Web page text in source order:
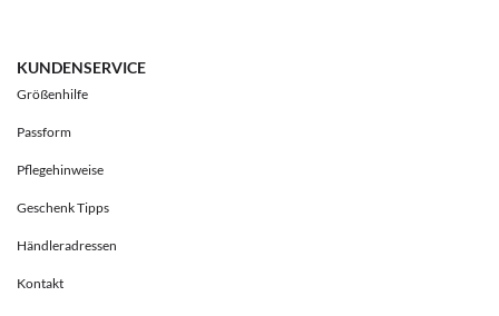
KUNDENSERVICE
Größenhilfe
Passform
Pflegehinweise
Geschenk Tipps
Händleradressen
Kontakt